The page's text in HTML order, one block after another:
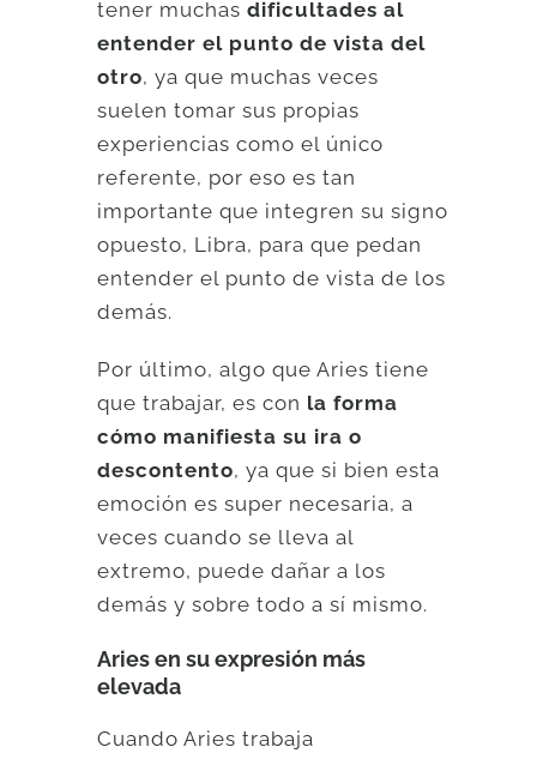
tener muchasdificultades al
entender el punto de vista del
otro, ya que muchas veces
suelen tomar sus propias
experiencias como el único
referente, por eso es tan
importante que integren su signo
opuesto, Libra, para que pedan
entender el punto de vista de los
demás.
Por último, algo que Aries tiene
que trabajar, es con la forma
cómo manifiesta su ira o
descontento, ya que si bien esta
emoción es super necesaria, a
veces cuando se lleva al
extremo, puede dañar a los
demás y sobre todo a sí mismo.
Aries en su expresión más
elevada
Cuando Aries trabaja